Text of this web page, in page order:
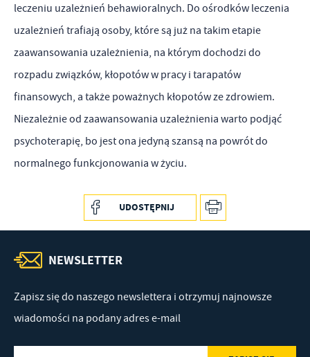
leczeniu uzależnień behawioralnych. Do ośrodków leczenia
uzależnień trafiają osoby, które są już na takim etapie
zaawansowania uzależnienia, na którym dochodzi do
rozpadu związków, kłopotów w pracy i tarapatów
finansowych, a także poważnych kłopotów ze zdrowiem.
Niezależnie od zaawansowania uzależnienia warto podjąć
psychoterapię, bo jest ona jedyną szansą na powrót do
normalnego funkcjonowania w życiu.
UDOSTĘPNIJ
NEWSLETTER
Zapisz się do naszego newslettera i otrzymuj najnowsze
wiadomości na podany adres e-mail